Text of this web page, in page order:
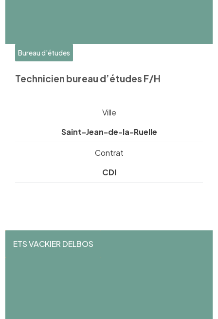
Bureau d'études
Technicien bureau d’études F/H
Ville
Saint-Jean-de-la-Ruelle
Contrat
CDI
ETS VACKIER DELBOS